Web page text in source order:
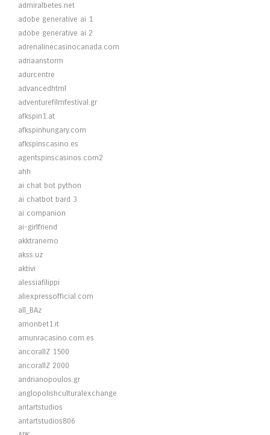
admiralbetes.net
adobe generative ai 1
adobe generative ai 2
adrenalinecasinocanada.com
adriaanstorm
adurcentre
advancedhtml
adventurefilmfestival.gr
afkspin1.at
afkspinhungary.com
afkspinscasino.es
agentspinscasinos.com2
ahh
ai chat bot python
ai chatbot bard 3
ai companion
ai-girlfriend
akktranemo
akss.uz
aktivi
alessiafilippi
aliexpressofficial.com
all_BAz
amonbet1.it
amunracasino.com.es
ancorallZ 1500
ancorallZ 2000
andrianopoulos.gr
anglopolishculturalexchange
antartstudios
antartstudios806